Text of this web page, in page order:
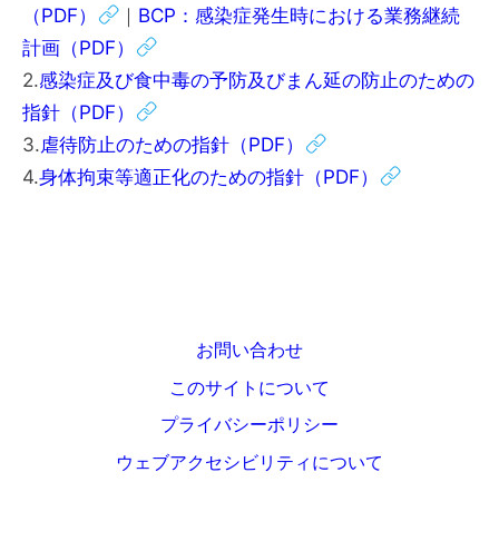
（PDF）
｜ BCP：感染症発生時における業務継続
計画（PDF）
2.感染症及び食中毒の予防及びまん延の防止のための
指針（PDF）
3.虐待防止のための指針（PDF）
4.身体拘束等適正化のための指針（PDF）
お問い合わせ
このサイトについて
プライバシーポリシー
ウェブアクセシビリティについて